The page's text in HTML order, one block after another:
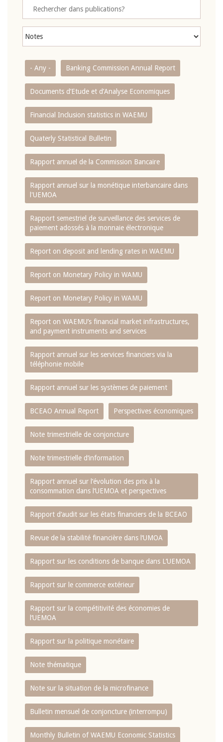
- Any - Banking Commission Annual Report
Documents d’Etude et d’Analyse Economiques
Financial Inclusion statistics in WAEMU
Quaterly Statistical Bulletin
Rapport annuel de la Commission Bancaire
Rapport annuel sur la monétique interbancaire dans
l'UEMOA
Rapport semestriel de surveillance des services de
paiement adossés à la monnaie électronique
Report on deposit and lending rates in WAEMU
Report on Monetary Policy in WAMU
Report on Monetary Policy in WAMU
Report on WAEMU’s financial market infrastructures,
and payment instruments and services
Rapport annuel sur les services financiers via la
téléphonie mobile
Rapport annuel sur les systèmes de paiement
BCEAO Annual Report Perspectives économiques
Note trimestrielle de conjoncture
Note trimestrielle d‘information
Rapport annuel sur l‘évolution des prix à la
consommation dans l‘UEMOA et perspectives
Rapport d‘audit sur les états financiers de la BCEAO
Revue de la stabilité financière dans l‘UMOA
Rapport sur les conditions de banque dans L‘UEMOA
Rapport sur le commerce extérieur
Rapport sur la compétitivité des économies de
l‘UEMOA
Rapport sur la politique monétaire
Note thématique
Note sur la situation de la microfinance
Bulletin mensuel de conjoncture (interrompu)
Monthly Bulletin of WAEMU Economic Statistics